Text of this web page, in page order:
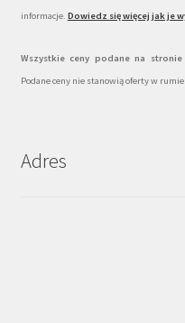
informacje. Dowiedz się więcej jak je
Wszystkie ceny podane na
Podane ceny nie stanowią oferty w
Adres